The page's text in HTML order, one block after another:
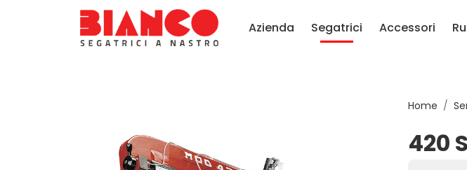
Azienda Segatrici Accessori
Home
420